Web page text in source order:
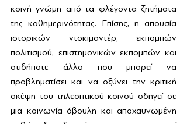
κοινή γνώμη από τα φλέγοντα ζητήματα
της καθημερινότητας. Επίσης, η απουσία
ιστορικών ντοκιμαντέρ, εκπομπών
πολιτισμού, επιστημονικών εκπομπών και
οτιδήποτε άλλο που μπορεί να
προβληματίσει και να οξύνει την κριτική
σκέψη του τηλεοπτικού κοινού οδηγεί σε
μια κοινωνία άβουλη και αποχαυνωμένη